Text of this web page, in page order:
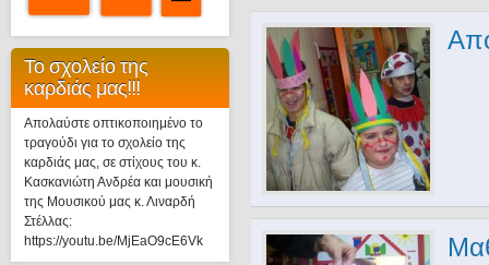
Το σχολείο της
καρδιάς μας!!!
Απολαύστε οπτικοποιημένο το
τραγούδι για το σχολείο της
καρδιάς μας, σε στίχους του κ.
Κασκανιώτη Ανδρέα και μουσική
της Μουσικού μας κ. Λιναρδή
Στέλλας:
https://youtu.be/MjEaO9cE6Vk